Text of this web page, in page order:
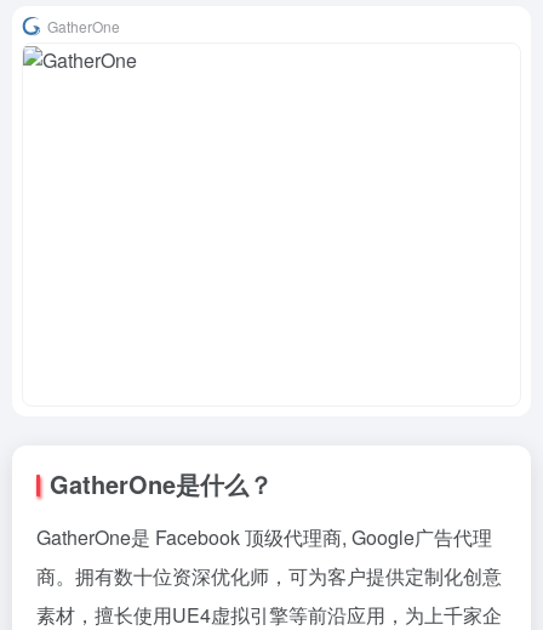
GatherOne
GatherOne是什么？
GatherOne是 Facebook 顶级代理商, Google广告代理
商。拥有数十位资深优化师，可为客户提供定制化创意
素材，擅长使用UE4虚拟引擎等前沿应用，为上千家企